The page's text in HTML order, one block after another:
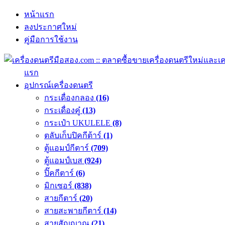
หน้าแรก
ลงประกาศใหม่
คู่มือการใช้งาน
แรก
อุปกรณ์เครื่องดนตรี
กระเดื่องกลอง (16)
กระเดื่องคู๋ (13)
กระเป๋า UKULELE (8)
ตลับเก็บปิคกีต้าร์ (1)
ตู้แอมป์กีตาร์ (709)
ตู้แอมป์เบส (924)
ปิ๊คกีตาร์ (6)
มิกเซอร์ (838)
สายกีตาร์ (20)
สายสะพายกีตาร์ (14)
สายสัญญาณ (21)